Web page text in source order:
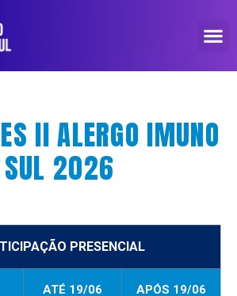
II ALERGO IMUNO
SUL 2026
PRESENCIAL
ATÉ 19/06 APÓS 19/06